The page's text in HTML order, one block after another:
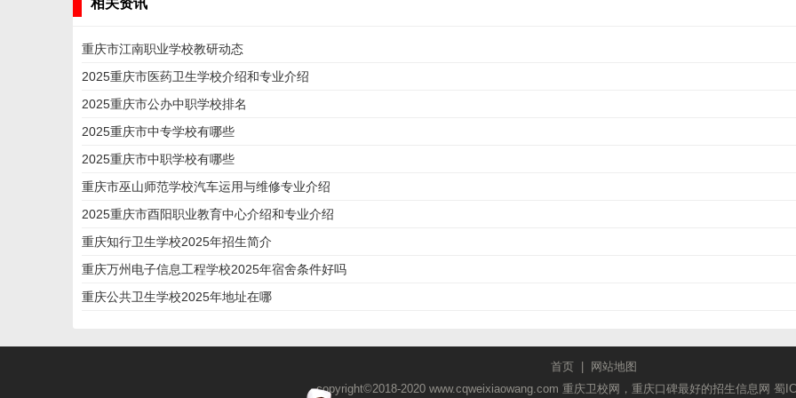
相关资讯
重庆市江南职业学校教研动态
2025重庆市医药卫生学校介绍和专业介绍
2025重庆市公办中职学校排名
2025重庆市中专学校有哪些
2025重庆市中职学校有哪些
重庆市巫山师范学校汽车运用与维修专业介绍
2025重庆市酉阳职业教育中心介绍和专业介绍
重庆知行卫生学校2025年招生简介
重庆万州电子信息工程学校2025年宿舍条件好吗
重庆公共卫生学校2025年地址在哪
首页|
网站地图
copyright©2018-2020 www.cqweixiaowang.com 重庆卫校网，重庆口碑最好的招生信息网 蜀